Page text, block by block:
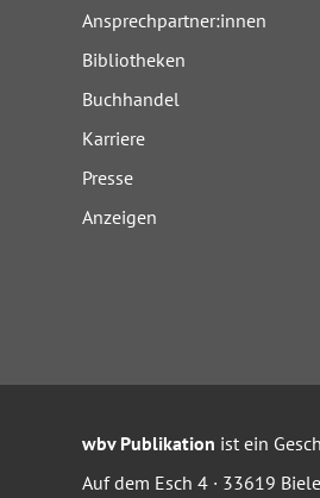
Ansprechpartner:innen
Bibliotheken
Buchhandel
Karriere
Presse
Anzeigen
wbv Publikation ist ein
Auf dem Esch 4 · 33619